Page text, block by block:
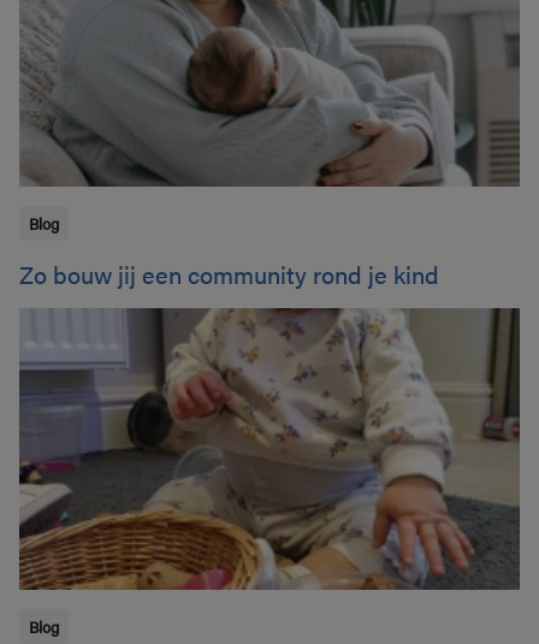
Blog
Zo bouw jij een community rond je kind
Blog